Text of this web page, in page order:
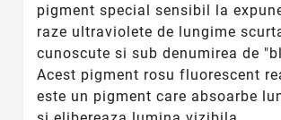
pigment special sensibil la
raze ultraviolete de lungime
cunoscute si sub denumirea de
Acest pigment rosu fluorescent
este un pigment care absoarbe